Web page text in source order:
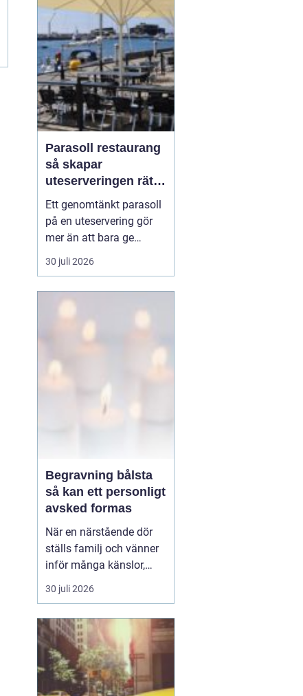
N&au...
Parasoll restaurang
så skapar
uteserveringen rätt
känsla året runt
Ett genomtänkt parasoll
på en uteservering gör
mer än att bara ge
skugga. Det påverkar hur
länge gästerna stannar,
och om de väljer att
komma tillbaka. När
kraven på komfort,
30 juli 2026
Begravning bålsta
så kan ett personligt
avsked formas
När en närstående dör
ställs familj och vänner
inför många känslor,
men också praktiska
beslut.
ceremoni i någon av
Håbo församlings kyrkor
eller ka...
30 juli 2026